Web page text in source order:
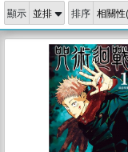
顯示 排序